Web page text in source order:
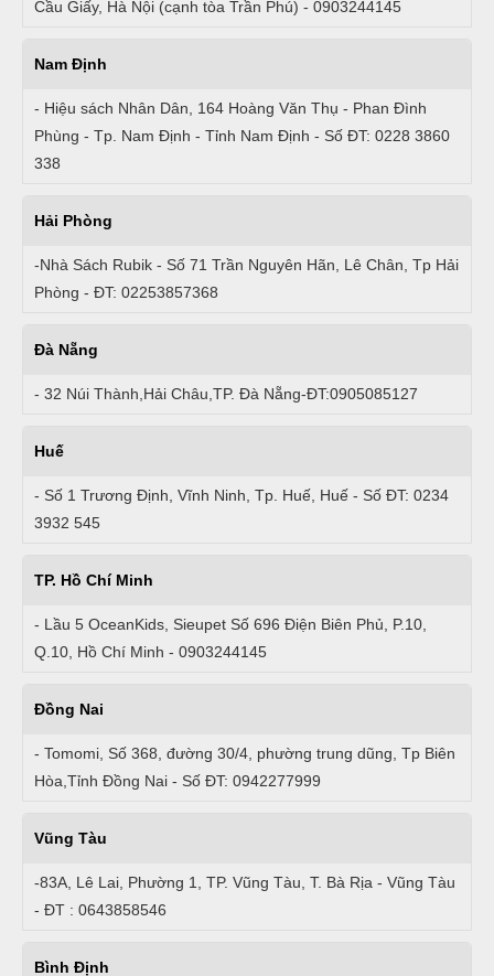
Cầu Giấy, Hà Nội (cạnh tòa Trần Phú) - 0903244145
Nam Định
- Hiệu sách Nhân Dân, 164 Hoàng Văn Thụ - Phan Đình
Phùng - Tp. Nam Định - Tỉnh Nam Định - Số ĐT: 0228 3860
338
Hải Phòng
-Nhà Sách Rubik - Số 71 Trần Nguyên Hãn, Lê Chân, Tp Hải
Phòng - ĐT: 02253857368
Đà Nẵng
- 32 Núi Thành,Hải Châu,TP. Đà Nẵng-ĐT:0905085127
Huế
- Số 1 Trương Định, Vĩnh Ninh, Tp. Huế, Huế - Số ĐT: 0234
3932 545
TP. Hồ Chí Minh
- Lầu 5 OceanKids, Sieupet Số 696 Điện Biên Phủ, P.10,
Q.10, Hồ Chí Minh - 0903244145
Đồng Nai
- Tomomi, Số 368, đường 30/4, phường trung dũng, Tp Biên
Hòa,Tỉnh Đồng Nai - Số ĐT: 0942277999
Vũng Tàu
-83A, Lê Lai, Phường 1, TP. Vũng Tàu, T. Bà Rịa - Vũng Tàu
- ĐT : 0643858546
Bình Định